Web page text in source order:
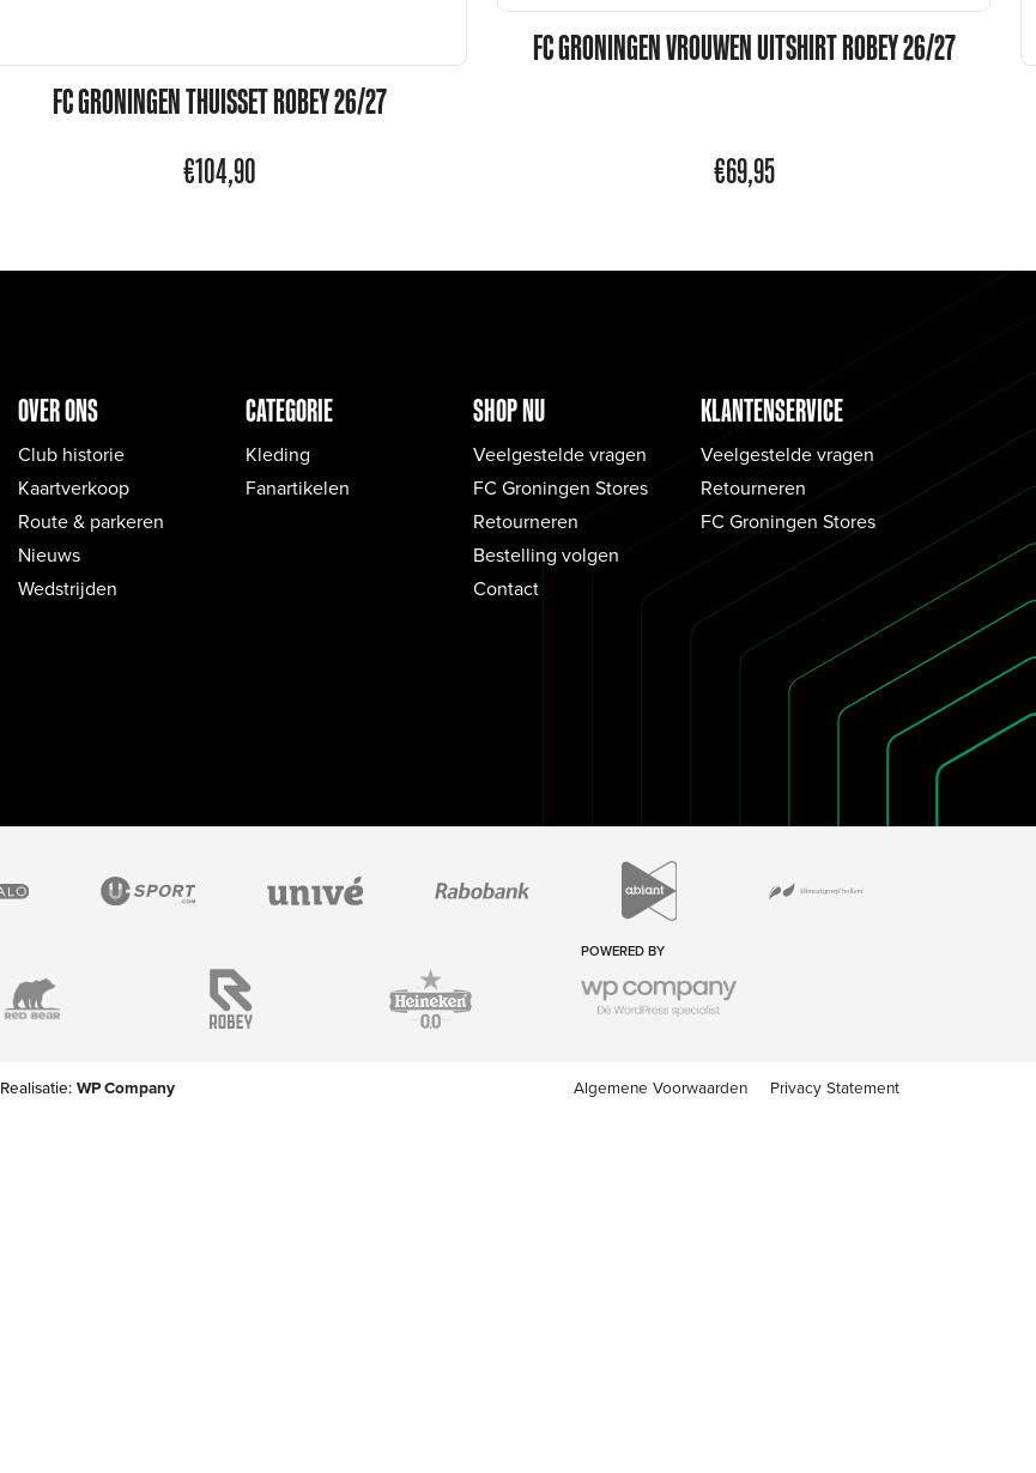
FC GRONINGEN THUISSET ROBEY 26/27
€104,90
FC GRONINGEN VROUWEN UITSHIRT ROBEY 26/27
€69,95
OVER ONS
Club historie
Kaartverkoop
Route & parkeren
Nieuws
Wedstrijden
CATEGORIE
Kleding
Fanartikelen
SHOP NU
Veelgestelde vragen
FC Groningen Stores
Retourneren
Bestelling volgen
Contact
KLANTENSERVICE
Veelgestelde vragen
Retourneren
FC Groningen Stores
POWERED BY
Realisatie: WP Company Algemene Voorwaarden Privacy Statement